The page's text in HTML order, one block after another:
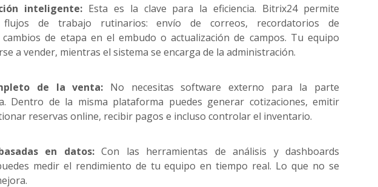
inteligente:Esta es la clave para la eficiencia. Bitrix24 permite
flujos de trabajo rutinarios: envío de correos, recordatorios de
de etapa en el embudo o actualización de campos. Tu equipo
a vender, mientras el sistema se encarga de la administración.
de la venta: No necesitas software externo para la parte
Dentro de la misma plataforma puedes generar cotizaciones, emitir
reservas online, recibir pagos e incluso controlar el inventario.
en datos:Con las herramientas de análisis y dashboards
medir el rendimiento de tu equipo en tiempo real. Lo que no se